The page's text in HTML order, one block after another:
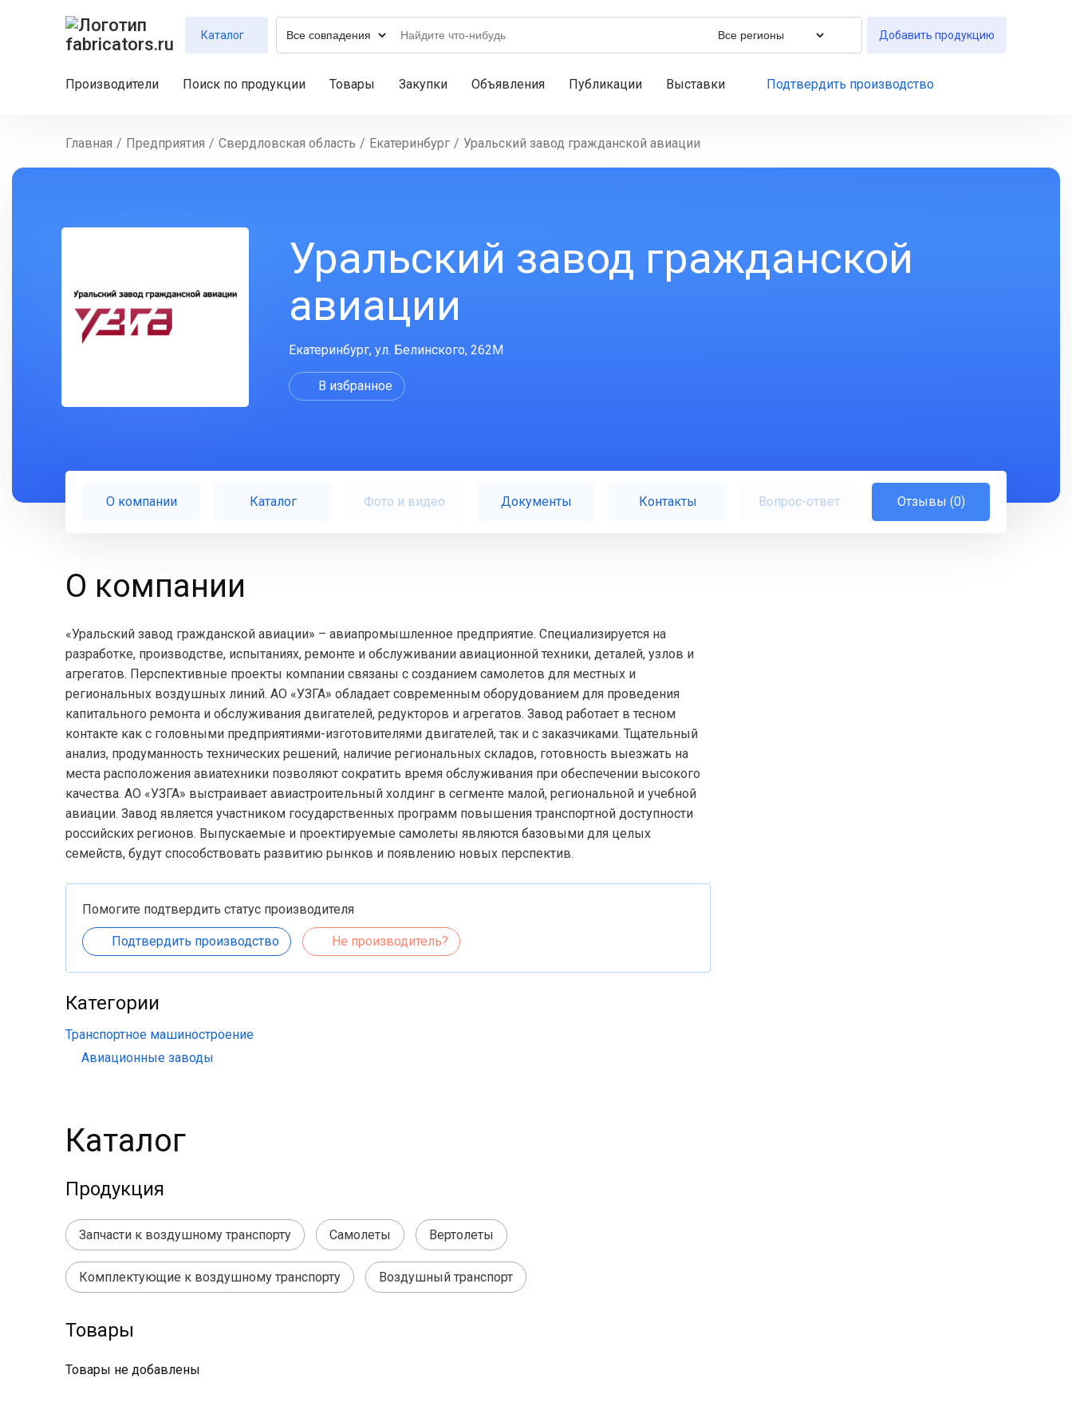
Каталог Добавить продукцию
Производители Поиск по продукции Товары Закупки Объявления Публикации Выставки Подтвердить производство
Главная / Предприятия / Свердловская область / Екатеринбург / Уральский завод гражданской авиации
Уральский завод гражданской
авиации
Екатеринбург, ул. Белинского, 262М
В избранное
О компании Каталог Фото и видео Документы Контакты Вопрос-ответ Отзывы (0)
О компании
«Уральский завод гражданской авиации» – авиапромышленное предприятие. Специализируется на
разработке, производстве, испытаниях, ремонте и обслуживании авиационной техники, деталей, узлов и
агрегатов. Перспективные проекты компании связаны с созданием самолетов для местных и
региональных воздушных линий. АО «УЗГА» обладает современным оборудованием для проведения
капитального ремонта и обслуживания двигателей, редукторов и агрегатов. Завод работает в тесном
контакте как с головными предприятиями-изготовителями двигателей, так и с заказчиками. Тщательный
анализ, продуманность технических решений, наличие региональных складов, готовность выезжать на
места расположения авиатехники позволяют сократить время обслуживания при обеспечении высокого
качества. АО «УЗГА» выстраивает авиастроительный холдинг в сегменте малой, региональной и учебной
авиации. Завод является участником государственных программ повышения транспортной доступности
российских регионов. Выпускаемые и проектируемые самолеты являются базовыми для целых
семейств, будут способствовать развитию рынков и появлению новых перспектив.
Помогите подтвердить статус производителя
Подтвердить производство Не производитель?
Категории
Транспортное машиностроение
Авиационные заводы
Каталог
Продукция
Запчасти к воздушному транспорту Самолеты Вертолеты
Комплектующие к воздушному транспорту Воздушный транспорт
Товары
Товары не добавлены